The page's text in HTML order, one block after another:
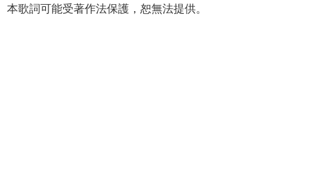
本歌詞可能受著作法保護，恕無法提供。